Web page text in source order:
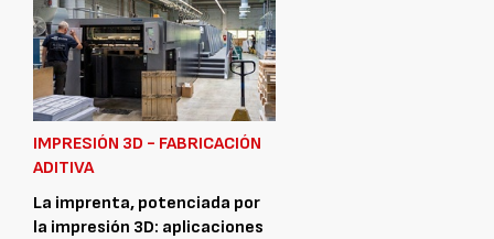
IMPRESIÓN 3D - FABRICACIÓN
ADITIVA
La imprenta, potenciada por
la impresión 3D: aplicaciones